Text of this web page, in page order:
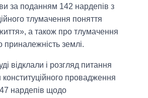
за поданням 142 нардепів з
тлумачення поняття
а також про тлумачення
землі.
відклали і розгляд питання
конституційного провадження
нардепів щодо